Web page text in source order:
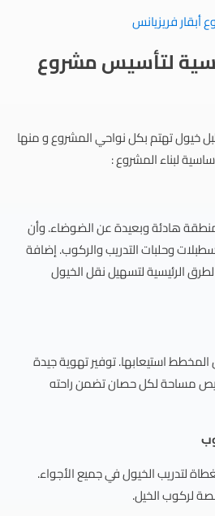
فريزيان​س
لتأسيس مشروع
خيول تهتم بكل نواحي المشروع و منها
لبناء المشروع :
هادئة وبعيدة عن الضوضاء. وأن
وحلبات التدريب والركوب. إضافة
الرئيسية لتسهيل نقل الخيول
استيعابها. توفير تهوية جيدة
مساحة لكل حصان تضمن راحته
لتدريب الخيول في جميع الأجواء.
لركوب الخيل.